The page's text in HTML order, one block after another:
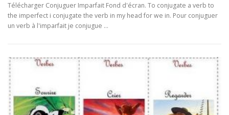
Télécharger Conjuguer Imparfait Fond d'écran. To conjugate a verb to
the imperfect i conjugate the verb in my head for we in. Pour conjuguer
un verb à l'imparfait je conjugue …